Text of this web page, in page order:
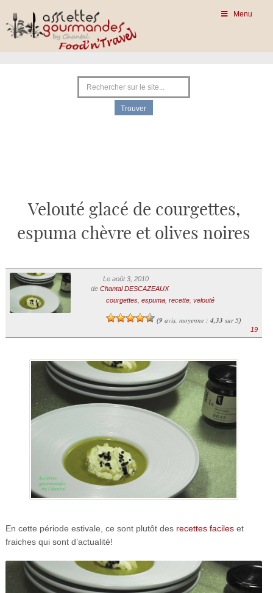
Menu
Velouté glacé de courgettes,
espuma chèvre et olives noires
Le août 3, 2010
de Chantal DESCAZEAUX
courgettes, espuma, recette, velouté
(9avis, moyenne : 4,33 sur 5)
19
En cette période estivale, ce sont plutôt des recettes facileset
fraiches qui sont d’actualité!